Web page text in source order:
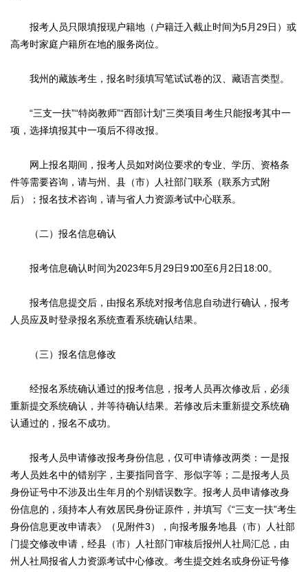
报考人员只限填报现户籍地（户籍迁入截止时间为5月29日）或
高考时家庭户籍所在地的服务岗位。
我州的藏族考生，报名时须填写笔试试卷的汉、藏语言类型。
“三支一扶”“特岗教师”“西部计划”三类项目考生只能报考其中一
项，选择填报其中一项后不得改报。
网上报名期间，报考人员如对岗位要求的专业、学历、资格条
件等需要咨询，请与州、县（市）人社部门联系（联系方式附
后）；报名技术咨询，请与省人力资源考试中心联系。
（二）报名信息确认
报考信息确认时间为2023年5月29日9∶00至6月2日18:00。
报考信息提交后，由报名系统对报考信息自动进行确认，报考
人员应及时登录报名系统查看系统确认结果。
（三）报名信息修改
经报名系统确认通过的报考信息，报考人员再次修改后，必须
重新提交系统确认，并等待确认结果。若修改后未重新提交系统确
认通过的，报名不成功。
报考人员申请修改报考身份信息，仅可申请修改两类：一是报
考人员姓名中的错别字，主要指同音字、形似字等；二是报考人员
身份证号中不涉及出生年月的个别错误数字。报考人员申请修改身
份信息的，须持本人有效居民身份证原件，并填写《“三支一扶”考生
身份信息更改申请表》（见附件3），向报考服务地县（市）人社部
门提交修改申请，经县（市）人社部门审核后报州人社局汇总，由
州人社局报省人力资源考试中心修改。考生提交姓名或身份证号修